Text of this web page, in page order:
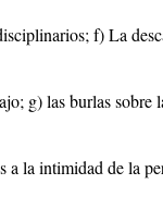
f) La
g) las burlas
a la intimidad de la